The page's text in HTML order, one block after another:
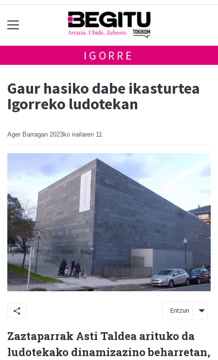
IGORRE
Gaur hasiko dabe ikasturtea
Igorreko ludotekan
Ager Barragan 2023ko irailaren 11
Entzun
Zaztaparrak Asti Taldea arituko da
ludotekako dinamizazino beharretan,